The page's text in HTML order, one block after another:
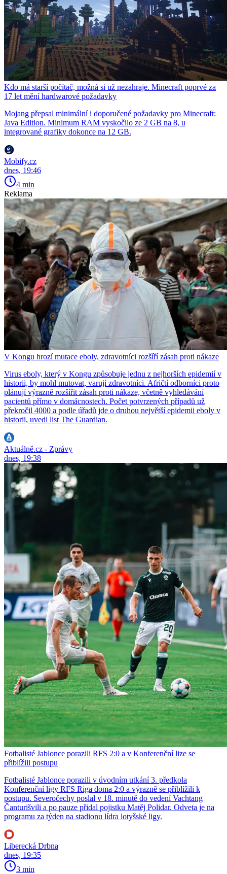
Kdo má starší počítač, možná si už nezahraje. Minecraft poprvé za
17 let mění hardwarové požadavky
Mojang přepsal minimální i doporučené požadavky pro Minecraft:
Java Edition. Minimum RAM vyskočilo ze 2 GB na 8, u
integrované grafiky dokonce na 12 GB.
Mobify.cz
dnes, 19:46
4 min
Reklama
V Kongu hrozí mutace eboly, zdravotníci rozšíří zásah proti nákaze
Virus eboly, který v Kongu způsobuje jednu z nejhorších epidemií v
historii, by mohl mutovat, varují zdravotníci. Afričtí odborníci proto
plánují výrazně rozšířit zásah proti nákaze, včetně vyhledávání
pacientů přímo v domácnostech. Počet potvrzených případů už
překročil 4000 a podle úřadů jde o druhou největší epidemii eboly v
historii, uvedl list The Guardian.
Aktuálně.cz - Zprávy
dnes, 19:38
Fotbalisté Jablonce porazili RFS 2:0 a v Konferenční lize se
přiblížili postupu
Fotbalisté Jablonce porazili v úvodním utkání 3. předkola
Konferenční ligy RFS Riga doma 2:0 a výrazně se přiblížili k
postupu. Severočechy poslal v 18. minutě do vedení Vachtang
Čanturišvili a po pauze přidal pojistku Matěj Polidar. Odveta je na
programu za týden na stadionu lídra lotyšské ligy.
Liberecká Drbna
dnes, 19:35
3 min